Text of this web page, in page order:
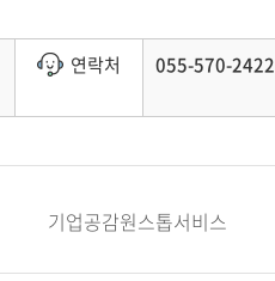
연락처 055-570-2422
기업공감원스톱서비스